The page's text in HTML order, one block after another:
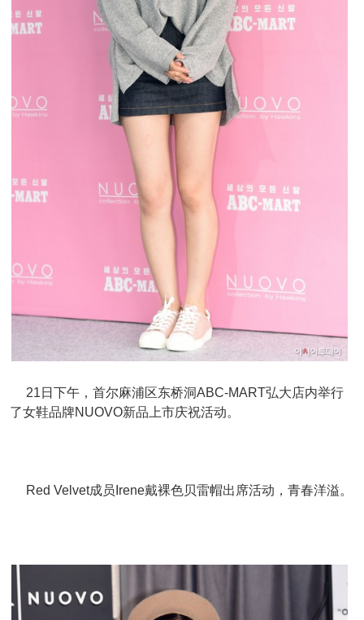
21日下午，首尔麻浦区东桥洞ABC-MART弘大店内举行
了女鞋品牌NUOVO新品上市庆祝活动。
Red Velvet成员Irene戴裸色贝雷帽出席活动，青春洋溢。